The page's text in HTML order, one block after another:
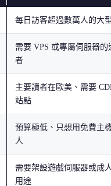
每日訪客超過數萬人的大
需要 VPS 或專屬伺服器的
者
主要讀者在歐美、需要
站點
預算極低、只想用免費主
人
需要架設遊戲伺服器或成
用途